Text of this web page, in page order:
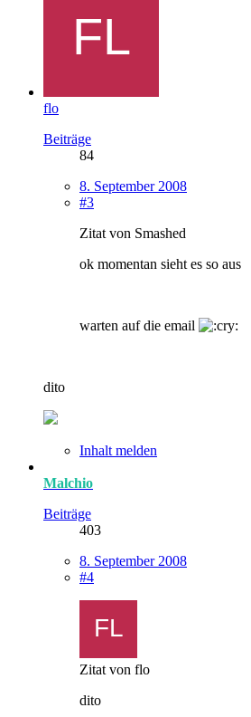
flo
Beiträge
84
8. September 2008
#3
Zitat von Smashed
ok momentan sieht es so aus
warten auf die email
dito
Inhalt melden
Malchio
Beiträge
403
8. September 2008
#4
Zitat von flo
dito